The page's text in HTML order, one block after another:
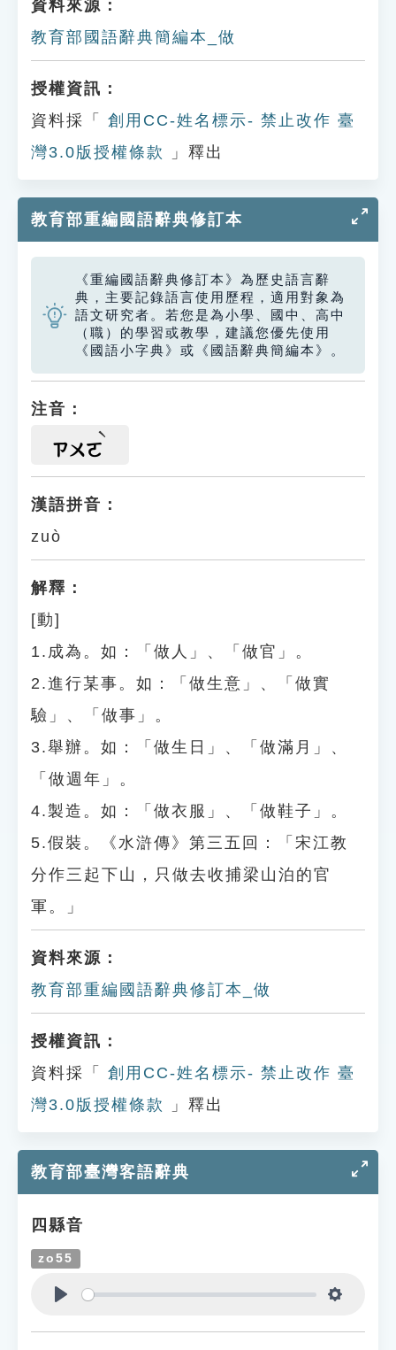
資料來源：
教育部國語辭典簡編本_做
授權資訊：
資料採「
創用CC-姓名標示- 禁止改作 臺
灣3.0版授權條款
」釋出
教育部重編國語辭典修訂本
《重編國語辭典修訂本》為歷史語言辭
典，主要記錄語言使用歷程，適用對象為
語文研究者。若您是為小學、國中、高中
（職）的學習或教學，建議您優先使用
《國語小字典》或《國語辭典簡編本》。
注音：
ㄗㄨㄛ
漢語拼音：
zuò
解釋：
[動]
1.成為。如：「做人」、「做官」。
2.進行某事。如：「做生意」、「做實
驗」、「做事」。
3.舉辦。如：「做生日」、「做滿月」、
「做週年」。
4.製造。如：「做衣服」、「做鞋子」。
5.假裝。《水滸傳》第三五回：「宋江教
分作三起下山，只做去收捕梁山泊的官
軍。」
資料來源：
教育部重編國語辭典修訂本_做
授權資訊：
資料採「
創用CC-姓名標示- 禁止改作 臺
灣3.0版授權條款
」釋出
教育部臺灣客語辭典
四縣音
zo55